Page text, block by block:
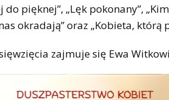
pięknej”, „Lęk pokonany”,
okradają” oraz „Kobieta, którą
zajmuje się Ewa